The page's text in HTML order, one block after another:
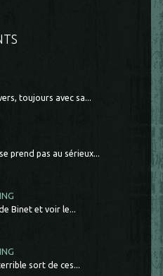
toujours avec sa...
prend pas au sérieux...
Binet et voir le...
sort de ces...